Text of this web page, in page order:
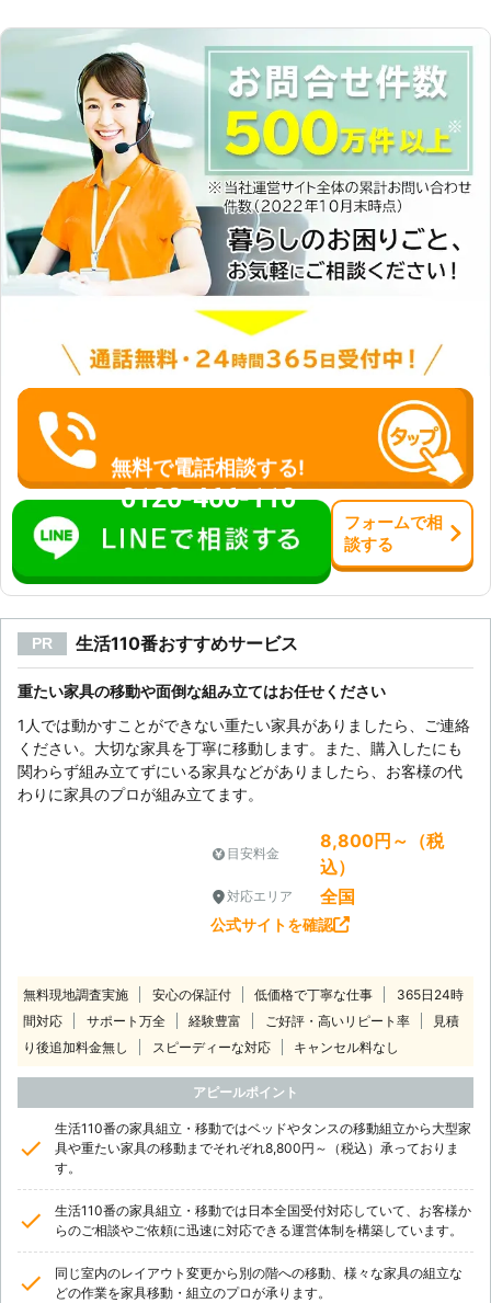
無料で電話相談する!
0120-466-110
フォームで相
談する
PR 生活110番おすすめサービス
重たい家具の移動や面倒な組み立てはお任せください
1人では動かすことができない重たい家具がありましたら、ご連絡
ください。大切な家具を丁寧に移動します。また、購入したにも
関わらず組み立てずにいる家具などがありましたら、お客様の代
わりに家具のプロが組み立てます。
目安料金
8,800円～（税
込）
対応エリア 全国
公式サイトを確認
無料現地調査実施 安心の保証付 低価格で丁寧な仕事
365日24時
間対応
サポート万全 経験豊富 ご好評・高いリピート率
見積
り後追加料金無し
スピーディーな対応 キャンセル料なし
アピールポイント
生活110番の家具組立・移動ではベッドやタンスの移動組立から大型家
具や重たい家具の移動までそれぞれ8,800円～（税込）承っておりま
す。
生活110番の家具組立・移動では日本全国受付対応していて、お客様か
らのご相談やご依頼に迅速に対応できる運営体制を構築しています。
同じ室内のレイアウト変更から別の階への移動、様々な家具の組立な
どの作業を家具移動・組立のプロが承ります。